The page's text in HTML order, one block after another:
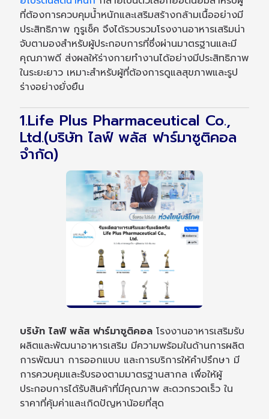
ที่ต้องการควบคุมน้ำหนักและเสริมสร้างกล้ามเนื้ออย่างมี
ประสิทธิภาพ กูรูเช็ค จึงได้รวบรวมโรงงานอาหารเสริมน่า
จับตามองสำหรับผู้ประกอบการที่ซึ่งผ่านมาตรฐานและมี
คุณภาพดี ส่งผลให้ร่างกายทำงานได้อย่างมีประสิทธิภาพ
ในระยะยาว เหมาะสำหรับผู้ที่ต้องการดูแลสุขภาพและรูป
ร่างอย่างยั่งยืน
1.Life Plus Pharmaceutical Co.,
Ltd.(บริษัท ไลฟ์ พลัส ฟาร์มาซูติคอล
จำกัด)
บริษัท ไลฟ์ พลัส ฟาร์มาซูติคอลโรงงานอาหารเสริมรับ
ผลิตและพัฒนาอาหารเสริม มีความพร้อมในด้านการผลิต
การพัฒนา การออกแบบ และการบริการให้คำปรึกษา มี
การควบคุมและรับรองตามมาตรฐานสากล เพื่อให้ผู้
ประกอบการได้รับสินค้าที่มีคุณภาพ สะดวกรวดเร็ว ใน
ราคาที่คุ้มค่าและเกิดปัญหาน้อยที่สุด